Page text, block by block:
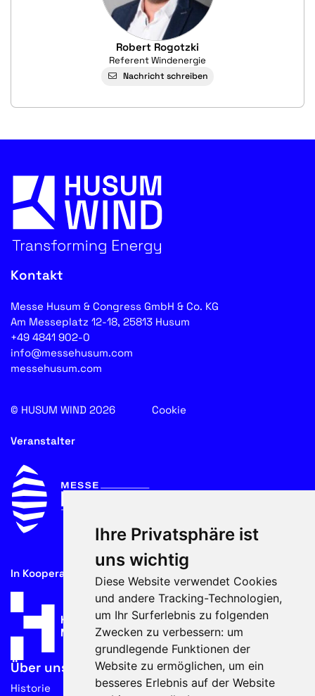
Ihre Privatsphäre ist
uns wichtig
Diese Website verwendet Cookies
und andere Tracking-Technologien,
um Ihr Surferlebnis zu folgenden
Zwecken zu verbessern: um
grundlegende Funktionen der
Website zu ermöglichen, um ein
besseres Erlebnis auf der Website
Robert Rogotzki
Referent Windenergie
Nachricht schreiben
Kontakt
Messe Husum & Congress GmbH & Co. KG
Am Messeplatz 12-18, 25813 Husum
+49 4841 902-0
info@messehusum.com
messehusum.com
© HUSUM WIND 2026 Cookie
Veranstalter
In Kooperation mit
Über uns
Historie